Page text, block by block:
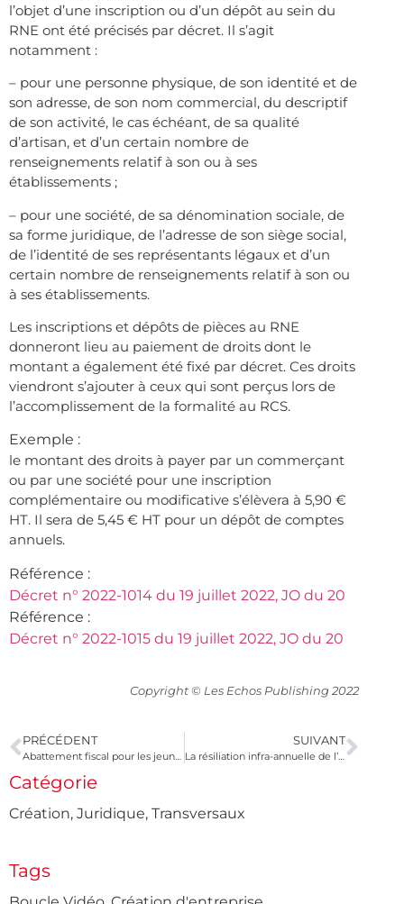
l’objet d’une inscription ou d’un dépôt au sein du
RNE ont été précisés par décret. Il s’agit
notamment :
– pour une personne physique, de son identité et de
son adresse, de son nom commercial, du descriptif
de son activité, le cas échéant, de sa qualité
d’artisan, et d’un certain nombre de
renseignements relatif à son ou à ses
établissements ;
– pour une société, de sa dénomination sociale, de
sa forme juridique, de l’adresse de son siège social,
de l’identité de ses représentants légaux et d’un
certain nombre de renseignements relatif à son ou
à ses établissements.
Les inscriptions et dépôts de pièces au RNE
donneront lieu au paiement de droits dont le
montant a également été fixé par décret. Ces droits
viendront s’ajouter à ceux qui sont perçus lors de
l’accomplissement de la formalité au RCS.
Exemple :
le montant des droits à payer par un commerçant
ou par une société pour une inscription
complémentaire ou modificative s’élèvera à 5,90 €
HT. Il sera de 5,45 € HT pour un dépôt de comptes
annuels.
Référence :
Décret n° 2022-1014 du 19 juillet 2022, JO du 20
Référence :
Décret n° 2022-1015 du 19 juillet 2022, JO du 20
Copyright © Les Echos Publishing 2022
PRÉCÉDENT
Abattement fiscal pour les jeunes agriculteurs : nouveaux seuils pour 2022, 2023 et 2024
SUIVANT
La résiliation infra-annuelle de l’assurance-emprunteur
Catégorie
Création, Juridique, Transversaux
Tags